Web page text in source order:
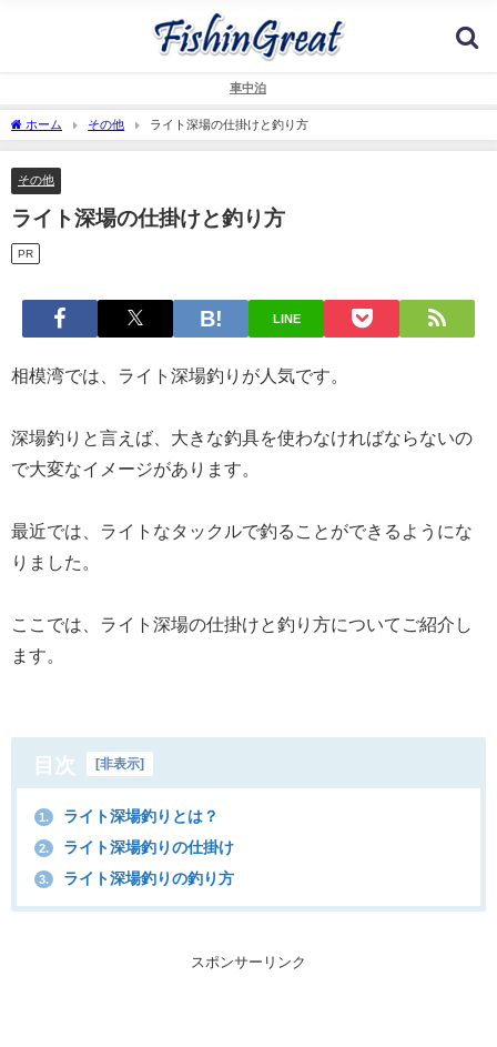
車中泊
ホーム その他 ライト深場の仕掛けと釣り方
その他
ライト深場の仕掛けと釣り方
PR
LINE
相模湾では、ライト深場釣りが人気です。
深場釣りと言えば、大きな釣具を使わなければならないの
で大変なイメージがあります。
最近では、ライトなタックルで釣ることができるようにな
りました。
ここでは、ライト深場の仕掛けと釣り方についてご紹介し
ます。
目次 非表示
1. ライト深場釣りとは？
2. ライト深場釣りの仕掛け
3. ライト深場釣りの釣り方
スポンサーリンク